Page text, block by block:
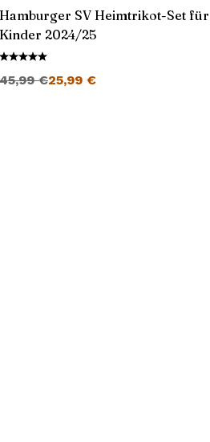
Hamburger SV Heimtrikot-Set für
Kinder 2024/25
45,99€25,99 €